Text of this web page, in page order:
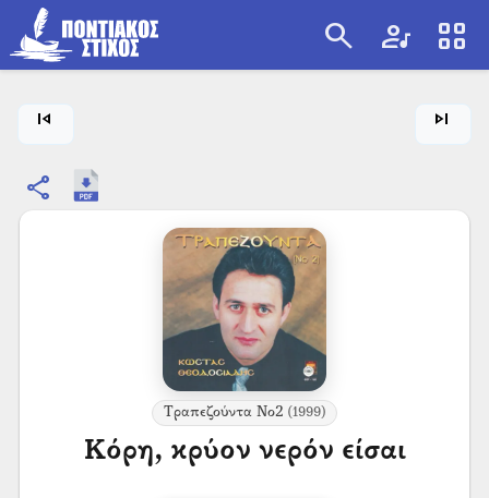
search artist view_cozy
skip_previous skip_next
share
Τραπεζούντα Νο2 (1999)
Κόρη, κρύον νερόν είσαι